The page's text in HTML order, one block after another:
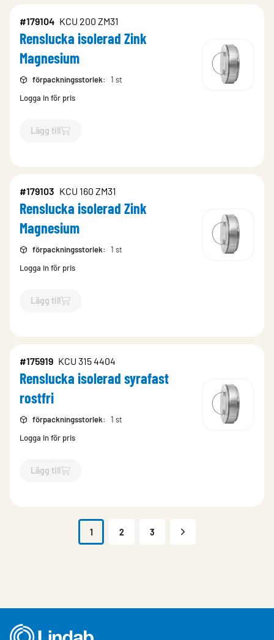
#179104 KCU 200 ZM31
Renslucka isolerad Zink
Magnesium
förpackningsstorlek:
1 st
Logga in för pris
Lägg till
`$Lägg till
#179103 KCU 160 ZM31
Renslucka isolerad Zink
Magnesium
förpackningsstorlek:
1 st
Logga in för pris
Lägg till
`$Lägg till
#175919 KCU 315 4404
Renslucka isolerad syrafast
rostfri
förpackningsstorlek:
1 st
Logga in för pris
Lägg till
`$Lägg till
1 2 3